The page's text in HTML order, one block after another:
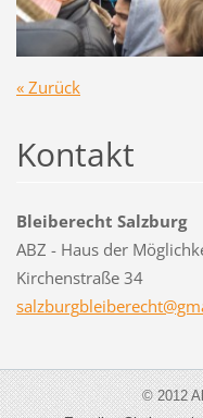
« Zurück
Kontakt
Bleiberecht Salzburg
ABZ - Haus der
Kirchenstraße 34
salzburgbleibere
© 2012